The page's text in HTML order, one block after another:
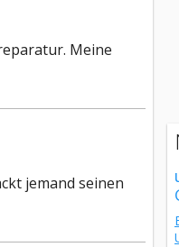
Meine
jemand seinen